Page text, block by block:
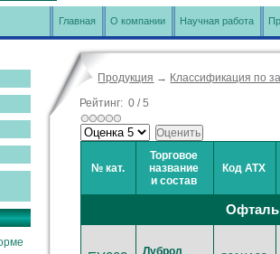
Главная О компании Научная работа
Продукция → Классификация по
Рейтинг:0 /5
№ кат.
Торговое
название
и состав
Код АТХ
Луброл